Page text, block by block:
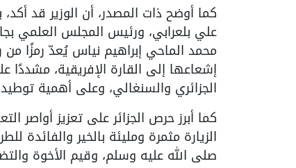
كما أوضح ذات المصدر، أن الوزير قد
علي بلعرابي، ورئيس المجلس العلمي
محمد الماحي إبراهيم نياس يُعدّ رمزًا من
إشعاعها إلى القارة الإفريقية،
الجزائري والسنغالي، وعلى أهمية
كما أبرز حرص الجزائر على تعزيز أواصر
الزيارة مثمرة ومليئة بالخير
صلى الله عليه وسلم، وقيم الأخوة